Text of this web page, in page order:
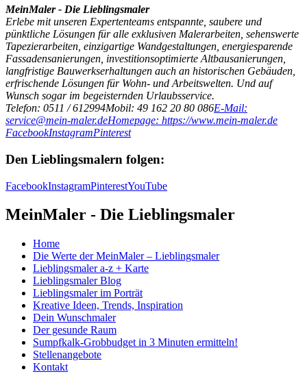
MeinMaler - Die Lieblingsmaler
Erlebe mit unseren Expertenteams entspannte, saubere und
pünktliche Lösungen für alle exklusiven Malerarbeiten, sehenswerte
Tapezierarbeiten, einzigartige Wandgestaltungen, energiesparende
Fassadensanierungen, investitionsoptimierte Altbausanierungen,
langfristige Bauwerkserhaltungen auch an historischen Gebäuden,
erfrischende Lösungen für Wohn- und Arbeitswelten. Und auf
Wunsch sogar im begeisternden Urlaubsservice.
Telefon: 0511 / 612994Mobil: 49 162 20 80 086E-Mail:
service@mein-maler.deHomepage: https://www.mein-maler.de
FacebookInstagramPinterest
Den Lieblingsmalern folgen:
FacebookInstagramPinterestYouTube
MeinMaler - Die Lieblingsmaler
Home
Die Werte der MeinMaler – Lieblingsmaler
Lieblingsmaler a-z + Karte
Lieblingsmaler Blog
Lieblingsmaler im Porträt
Kreative Ideen, Trends, Inspiration
Dein Wunschmaler
Der gesunde Raum
Sumpfkalk-Grobbudget in 3 Minuten ermitteln!
Stellenangebote
Kontakt